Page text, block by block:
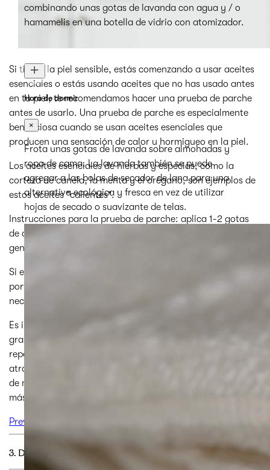
Si tienes la piel sensible, estás comenzando a usar aceites
esenciales o estás usando aceites que no has usado antes
en tu piel, te recomendamos hacer una prueba de parche
antes de usarlo. Una prueba de parche es especialmente
beneficiosa cuando se usan aceites esenciales que
producen una sensación de calor u hormigueo en la piel.
Los aceites esenciales de hierbas y especias, como la
corteza de canela, la menta y el orégano, son ejemplos de
estos aceites "calientes".
Instrucciones para la prueba de parche: aplica 1-2 gotas
de aceite esencial en el antebrazo. Las reacciones
generalmente ocurren dentro de 5-10 minutos.
Si experimentas alguna reacción adversa, aplica un aceite
portador en el área afectada tan a menudo como sea
necesario en lugar de agua y jabón.
Es importante recordar que los aceites son solubles en
grasa. Esto significa que se sienten atraídos por la grasa y
repelan el agua. La piel está compuesta de grasa, que
atrae los aceites esenciales. Si un aceite causa algún tipo
de molestia, el lavado con agua solo conducirá el aceite
más profundamente en tu piel.
Previous
3. DILUCIÓN
combinando unas gotas de lavanda con agua y / o
hamamelis en una botella de vidrio con atomizador.
Hora de dormir
×
Frota unas gotas de lavanda sobre almohadas y
ropa de cama. La lavanda también se puede
agregar a las bolas de secador de lana para una
alternativa ecológica y fresca en vez de utilizar
hojas de secado o suavizante de telas.